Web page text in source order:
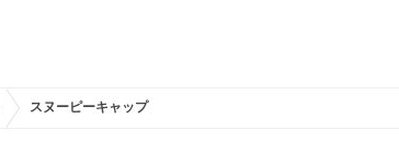
スヌーピーキャップ